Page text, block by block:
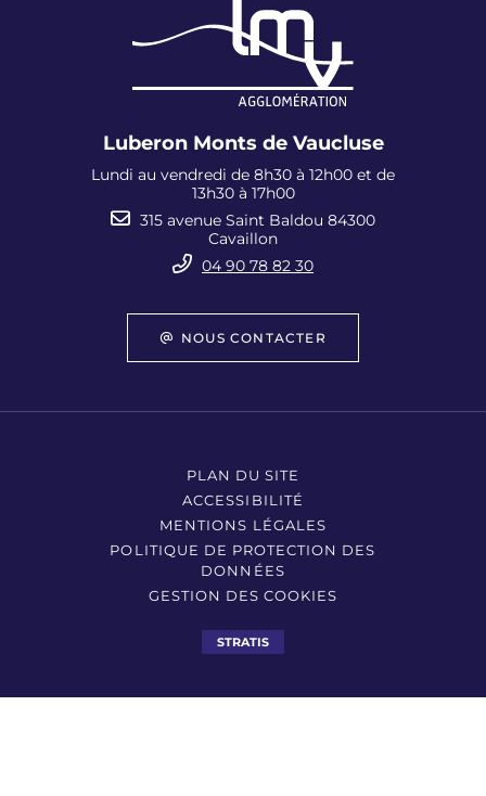
Luberon Monts de Vaucluse
Lundi au vendredi de 8h30 à 12h00 et de
13h30 à 17h00
315 avenue Saint Baldou 84300
Cavaillon
04 90 78 82 30
NOUS CONTACTER
PLAN DU SITE
ACCESSIBILITÉ
MENTIONS LÉGALES
POLITIQUE DE PROTECTION DES
DONNÉES
GESTION DES COOKIES
STRATIS